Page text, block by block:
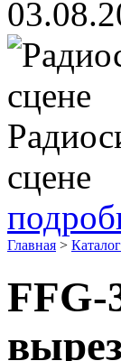
сцене
Главная > Каталог
FFG-